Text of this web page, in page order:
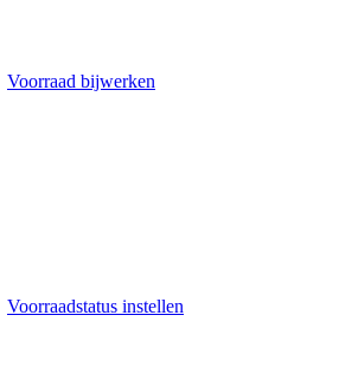
Voorraad bijwerken
Voorraadstatus instellen